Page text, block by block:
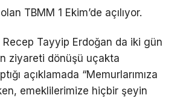
TBMM 1 Ekim’de açılıyor.
Recep Tayyip Erdoğan da iki gün
ziyareti dönüşü uçakta
açıklamada “Memurlarımıza
emeklilerimize hiçbir şeyin